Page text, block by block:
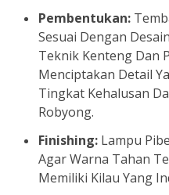
Pembentukan:
Sesuai Dengan
Teknik Kenteng Dan
Menciptakan Detail
Tingkat Kehalusan
Robyong.
Finishing: Lampu
Agar Warna Tahan
Memiliki Kilau Yang